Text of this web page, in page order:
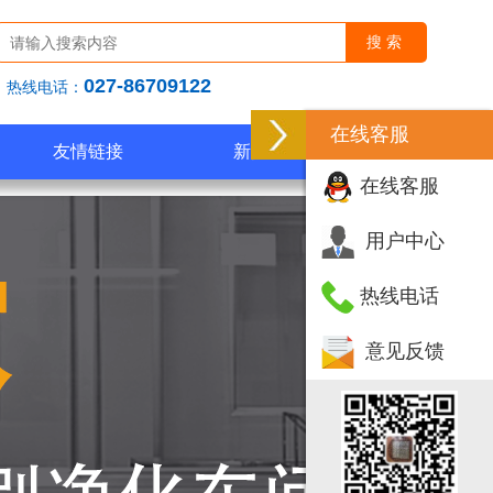
在线客服
在线客服
用户中心
热线电话
意见反馈
热线电话： 027-86709122
友情链接 新闻中心